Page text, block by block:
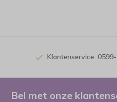
Klantenservice:
Bel met onze